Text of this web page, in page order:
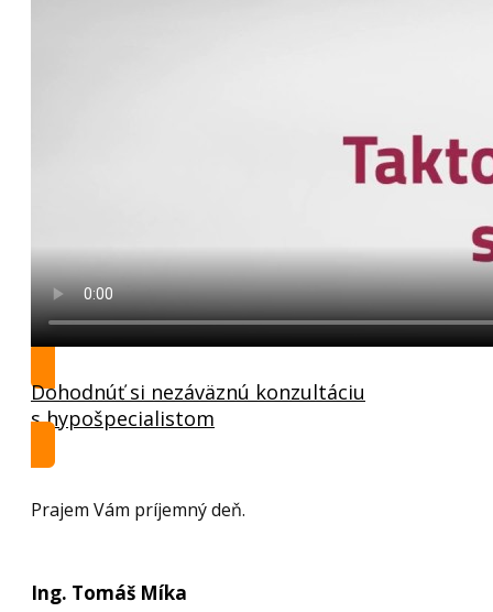
Dohodnúť si nezáväznú konzultáciu
s hypošpecialistom
Prajem Vám príjemný deň.
Ing. Tomáš Míka